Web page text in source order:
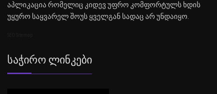
აპლიკაცია რომელიც კიდევ უფრო კომფორტულს ხდის
უყურო საყვარელ შოუს ყველგან სადაც არ უნდაიყო.
Საჭირო Ლინკები